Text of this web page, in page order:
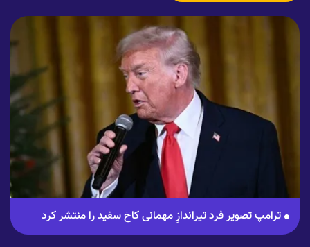
ترامپ تصویر فرد تیراندازِ مهمانی کاخ سفید را منتشر کرد